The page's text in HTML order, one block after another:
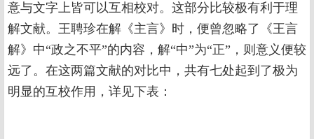
意与文字上皆可以互相校对。这部分比较极有利于理
解文献。王聘珍在解《主言》时，便曾忽略了《王言
解》中“政之不平”的内容，解“中”为“正”，则意义便较
远了。在这两篇文献的对比中，共有七处起到了极为
明显的互校作用，详见下表：